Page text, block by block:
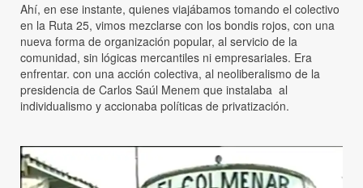
Ahí, en ese instante, quienes viajábamos tomando el colectivo
en la Ruta 25, vimos mezclarse con los bondis rojos, con una
nueva forma de organización popular, al servicio de la
comunidad, sin lógicas mercantiles ni empresariales. Era
enfrentar. con una acción colectiva, al neoliberalismo de la
presidencia de Carlos Saúl Menem que instalaba al
individualismo y accionaba políticas de privatización.